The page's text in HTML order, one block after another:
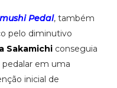
Pedal, também
pelo diminutivo
Sakamichiconseguia
em uma
inicial de